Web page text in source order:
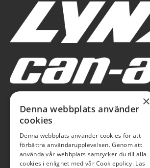
×
Denna webbplats använder
cookies
Denna webbplats använder cookies för att
förbättra användarupplevelsen. Genom att
använda vår webbplats samtycker du till alla
cookies i enlighet med vår Cookiepolicy. Läs